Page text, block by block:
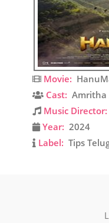
Movie:
Cast: Amritha
Music Director:
Year: 2024
Label: Tips